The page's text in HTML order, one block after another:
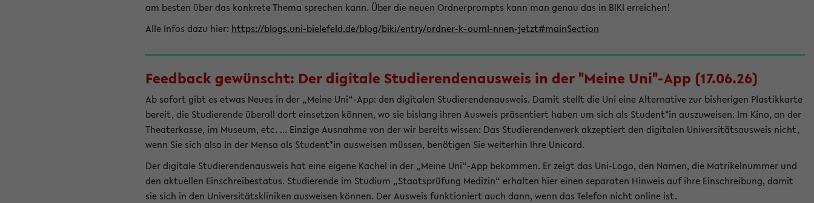
am besten über das konkrete Thema sprechen kann. Über die neuen Ordnerprompts kann man genau das in BIKI erreichen!
Alle Infos dazu hier: https://blogs.uni-bielefeld.de/blog/biki/entry/ordner-k-ouml-nnen-jetzt#mainSection
Feedback gewünscht: Der digitale Studierendenausweis in der "Meine Uni"-App (17.06.26)
Ab sofort gibt es etwas Neues in der „Meine Uni“-App: den digitalen Studierendenausweis. Damit stellt die Uni eine Alternative zur bisherigen Plastikkarte
bereit, die Studierende überall dort einsetzen können, wo sie bislang ihren Ausweis präsentiert haben um sich als Student*in auszuweisen: Im Kino, an der
Theaterkasse, im Museum, etc. ... Einzige Ausnahme von der wir bereits wissen: Das Studierendenwerk akzeptiert den digitalen Universitätsausweis nicht,
wenn Sie sich also in der Mensa als Student*in ausweisen müssen, benötigen Sie weiterhin Ihre Unicard.
Der digitale Studierendenausweis hat eine eigene Kachel in der „Meine Uni“-App bekommen. Er zeigt das Uni-Logo, den Namen, die Matrikelnummer und
den aktuellen Einschreibestatus. Studierende im Studium „Staatsprüfung Medizin“ erhalten hier einen separaten Hinweis auf ihre Einschreibung, damit
sie sich in den Universitätskliniken ausweisen können. Der Ausweis funktioniert auch dann, wenn das Telefon nicht online ist.